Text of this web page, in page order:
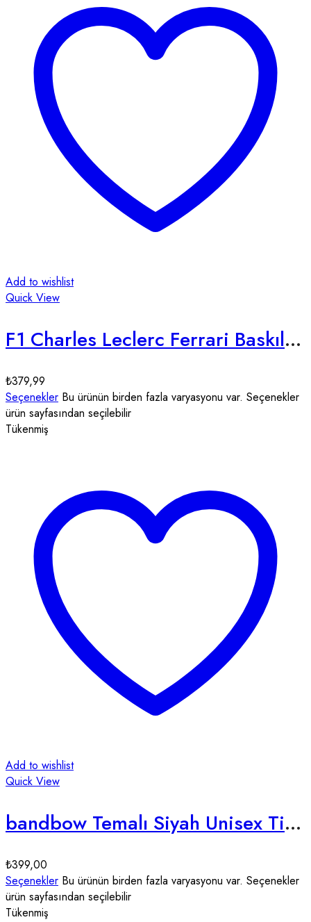
Add to wishlist
Quick View
F1 Charles Leclerc Ferrari Baskılı Beyaz Unisex Tişört
₺379,99
Seçenekler Bu ürünün birden fazla varyasyonu var. Seçenekler
ürün sayfasından seçilebilir
Tükenmiş
Add to wishlist
Quick View
bandbow Temalı Siyah Unisex Tişört
₺399,00
Seçenekler Bu ürünün birden fazla varyasyonu var. Seçenekler
ürün sayfasından seçilebilir
Tükenmiş